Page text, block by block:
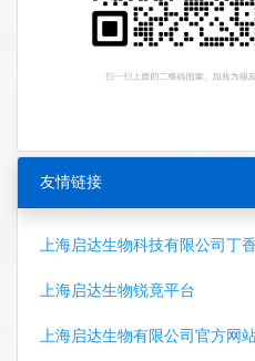
友情链接
上海启达生物科技有限公司丁
上海启达生物锐竟平台
上海启达生物有限公司官方网